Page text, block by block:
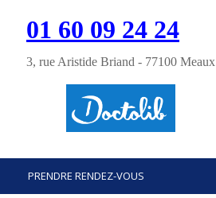
01 60 09 24 24
3, rue Aristide Briand - 77100 Meaux
PRENDRE RENDEZ-VOUS